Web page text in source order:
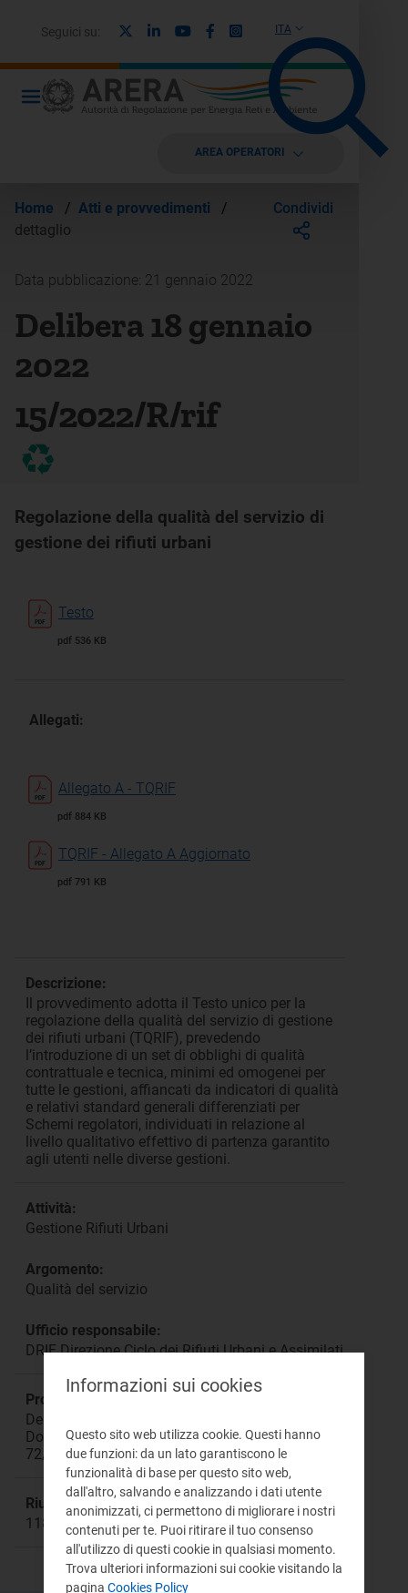
ITA
Seguici su: LinkedinYoutubeFacebook
Instagram
AREA OPERATORI
Home / Atti e provvedimenti
/
dettaglio
Condividi
Data pubblicazione: 21 gennaio 2022
Delibera 18 gennaio
2022
15/2022/R/rif
Regolazione della qualità del servizio di
gestione dei rifiuti urbani
Testo
pdf 536 KB
Allegati:
Allegato A - TQRIF
pdf 884 KB
TQRIF - Allegato A Aggiornato
pdf 791 KB
Descrizione:
Il provvedimento adotta il Testo unico per la
regolazione della qualità del servizio di gestione
dei rifiuti urbani (TQRIF), prevedendo
l’introduzione di un set di obblighi di qualità
contrattuale e tecnica, minimi ed omogenei per
tutte le gestioni, affiancati da indicatori di qualità
e relativi standard generali differenziati per
Schemi regolatori, individuati in relazione al
livello qualitativo effettivo di partenza garantito
agli utenti nelle diverse gestioni.
Attività:
Gestione Rifiuti Urbani
Argomento:
Qualità del servizio
Ufficio responsabile:
DRIF Direzione Ciclo dei Rifiuti Urbani e Assimilati
Procedimento:
Deliberazioni: 226/2018/R/RIF 444/2019/R/RIF
Documenti per la consultazione: 352/2019/R/RIF
72/2021/R/RIF 422/2021/R/RIF
Riunione:
1188
Informazioni sui cookies
Questo sito web utilizza cookie. Questi hanno
due funzioni: da un lato garantiscono le
funzionalità di base per questo sito web,
dall'altro, salvando e analizzando i dati utente
anonimizzati, ci permettono di migliorare i nostri
contenuti per te. Puoi ritirare il tuo consenso
all'utilizzo di questi cookie in qualsiasi momento.
Trova ulteriori informazioni sui cookie visitando la
pagina Cookies Policy